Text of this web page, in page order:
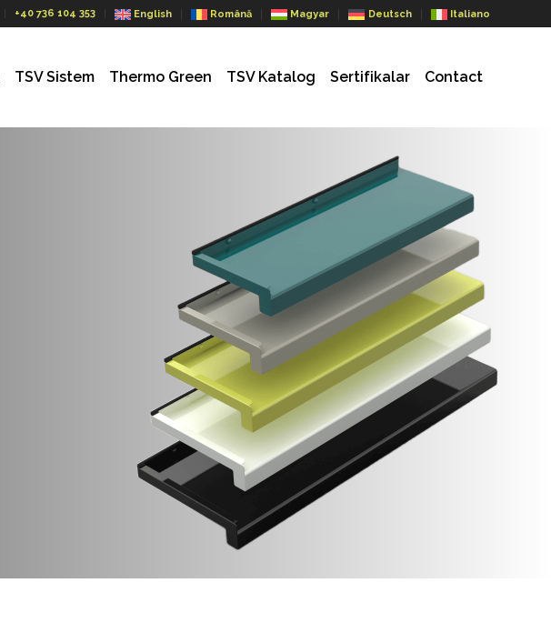
+40 736 104 353 English Română Magyar Deutsch Italiano
TSV Sistem Thermo Green TSV Katalog Sertifikalar Contact